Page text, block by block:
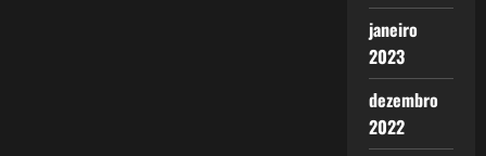
janeiro
2023
dezembro
2022